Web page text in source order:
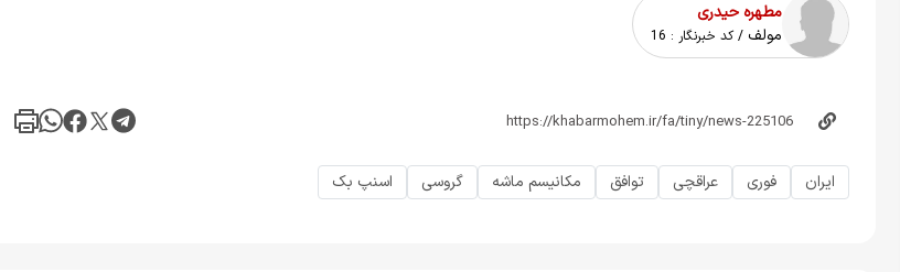
مطهره حیدری
مولف / کد خبرنگار : 16
ایران فوری عراقچی توافق مکانیسم ماشه گروسی اسنپ بک